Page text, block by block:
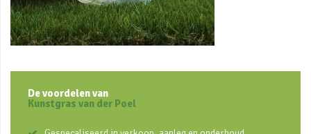
De voordelen van
Kunstgras van der Poel